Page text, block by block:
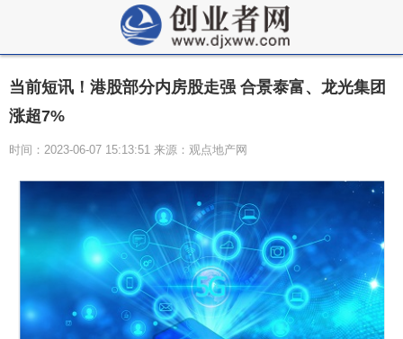
当前短讯！港股部分内房股走强 合景泰富、龙光集团
涨超7%
时间：2023-06-07 15:13:51 来源：观点地产网